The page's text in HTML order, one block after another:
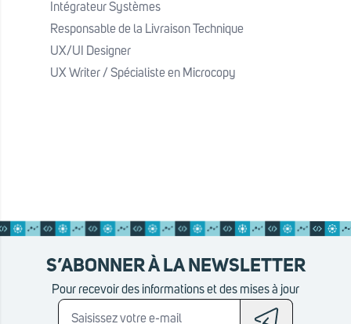
Documentation sur le cadre de
gouvernance des différents
projets (processus, comités,
Collaborer avec l’ensemble des
concevoir l'architecture globale
du gouvernement digital du Togo,
en s'assurant qu'elle répond aux
Intégrateur Systèmes
Responsable de la Livraison Technique
UX/UI Designer
UX Writer / Spécialiste en Microcopy
S’ABONNER À LA NEWSLETTER
Pour recevoir des informations et des mises à jour